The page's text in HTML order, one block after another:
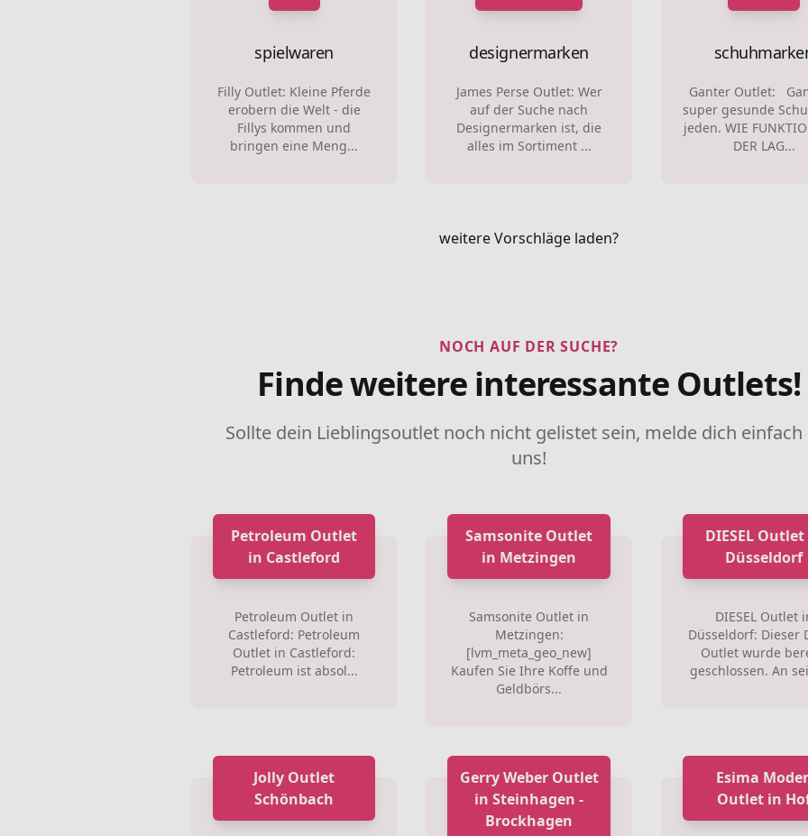
spielwaren
Filly Outlet: Kleine Pferde
erobern die Welt - die
Fillys kommen und
bringen eine Meng...
designermarken
James Perse Outlet: Wer
auf der Suche nach
Designermarken ist, die
alles im Sortiment ...
Ganter Outlet:
super gesunde
jeden. WIE
DER LAG...
weitere Vorschläge laden?
NOCH AUF DER SUCHE?
Finde weitere interessante Outlets!
Sollte dein Lieblingsoutlet noch nicht gelistet sein, melde dich einfach
uns!
Petroleum Outlet
in Castleford
Petroleum Outlet in
Castleford: Petroleum
Outlet in Castleford:
Petroleum ist absol...
Samsonite Outlet
in Metzingen
Samsonite Outlet in
Metzingen:
[lvm_meta_geo_new]
Kaufen Sie Ihre Koffe und
Geldbörs...
DIESEL
Düsseldorf
DIESEL Outlet
Düsseldorf: Dieser
Outlet wurde
geschlossen. An
Jolly Outlet
Schönbach
Gerry Weber Outlet
in Steinhagen -
Brockhagen
Esima
Outlet in